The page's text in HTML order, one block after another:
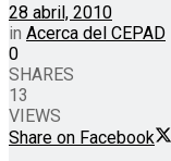
28 abril, 2010
in Acerca del CEPAD
0
SHARES
13
VIEWS
Share on Facebook